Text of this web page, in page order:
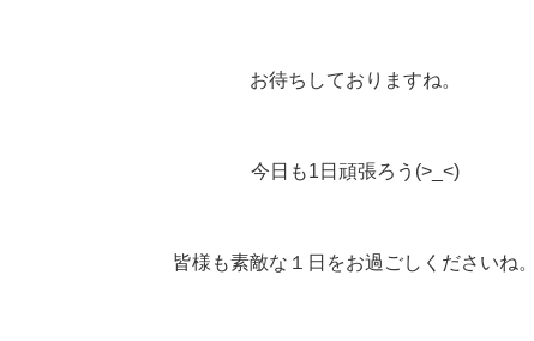
お待ちしておりますね。
今日も1日頑張ろう(>_<)
皆様も素敵な１日をお過ごしくださいね。